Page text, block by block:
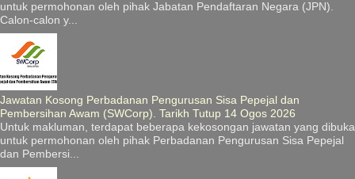
untuk permohonan oleh pihak Jabatan Pendaftaran Negara (JPN).
Calon-calon y...
Jawatan Kosong Perbadanan Pengurusan Sisa Pepejal dan
Pembersihan Awam (SWCorp). Tarikh Tutup 14 Ogos 2026
Untuk makluman, terdapat beberapa kekosongan jawatan yang dibuka
untuk permohonan oleh pihak Perbadanan Pengurusan Sisa Pepejal
dan Pembersi...